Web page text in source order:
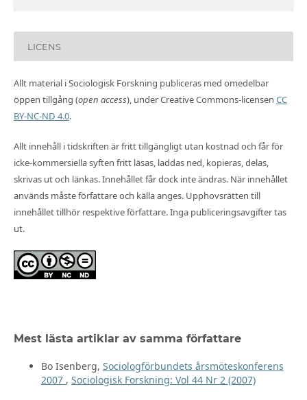
LICENS
Allt material i Sociologisk Forskning publiceras med omedelbar
öppen tillgång (open access), under Creative Commons-licensen CC
BY-NC-ND 4.0.
Allt innehåll i tidskriften är fritt tillgängligt utan kostnad och får för
icke-kommersiella syften fritt läsas, laddas ned, kopieras, delas,
skrivas ut och länkas. Innehållet får dock inte ändras. När innehållet
används måste författare och källa anges. Upphovsrätten till
innehållet tillhör respektive författare. Inga publiceringsavgifter tas
ut.
Mest lästa artiklar av samma författare
Bo Isenberg, Sociologförbundets årsmöteskonferens
2007 , Sociologisk Forskning: Vol 44 Nr 2 (2007)